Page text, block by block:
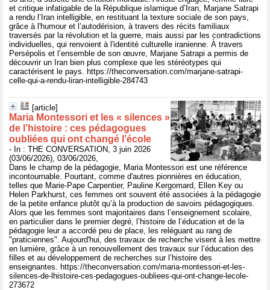
et critique infatigable de la République islamique d’Iran, Marjane Satrapi
a rendu l’Iran intelligible, en restituant la texture sociale de son pays,
grâce à l'humour et l’autodérision, à travers des récits familiaux
traversés par la révolution et la guerre, mais aussi par les contradictions
individuelles, qui renvoient à l'identité culturelle iranienne. À travers
Persépolis et l’ensemble de son œuvre, Marjane Satrapi a permis de
découvrir un Iran bien plus complexe que les stéréotypes qui
caractérisent le pays. https://theconversation.com/marjane-satrapi-
celle-qui-a-rendu-liran-intelligible-284743
[article]
Maria Montessori et les « silences »
de l’histoire : ces pédagogues
oubliées qui ont changé l’école
- In : THE CONVERSATION, 3 juin 2026
(03/06/2026), 03/06/2026,
Dans le champ de la pédagogie, Maria Montessori est une référence
incontournable. Pourtant, comme d'autres pionnières en éducation,
telles que Marie-Pape Carpentier, Pauline Kergomard, Ellen Key ou
Helen Parkhurst, ces femmes ont souvent été associées à la pédagogie
de la petite enfance plutôt qu’à la production de savoirs pédagogiques.
Alors que les femmes sont majoritaires dans l’enseignement scolaire,
en particulier dans le premier degré, l’histoire de l’éducation et de la
pédagogie leur a accordé peu de place, les reléguant au rang de
"praticiennes". Aujourd'hui, des travaux de recherche visent à les mettre
en lumière, grâce à un renouvellement des travaux sur l’éducation des
filles et au développement de recherches sur l’histoire des
enseignantes. https://theconversation.com/maria-montessori-et-les-
silences-de-lhistoire-ces-pedagogues-oubliees-qui-ont-change-lecole-
273672